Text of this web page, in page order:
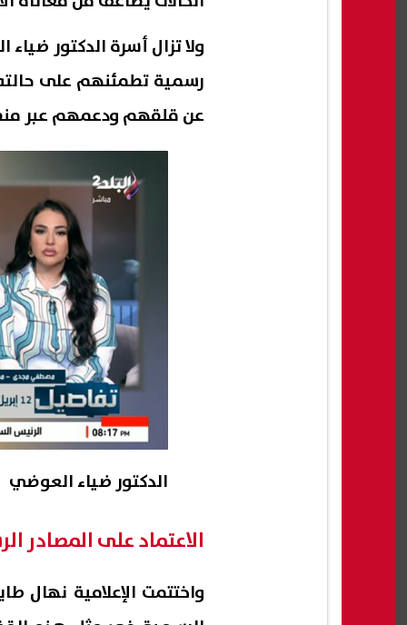
ولا تزال أسرة الدكتور
رسمية تطمئنهم على
عن قلقهم ودعمهم عبر
الدكتور ضياء العوضي
الاعتماد على المصادر
واختتمت الإعلامية نهال